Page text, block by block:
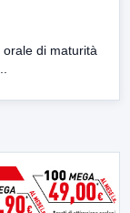
orale di maturità